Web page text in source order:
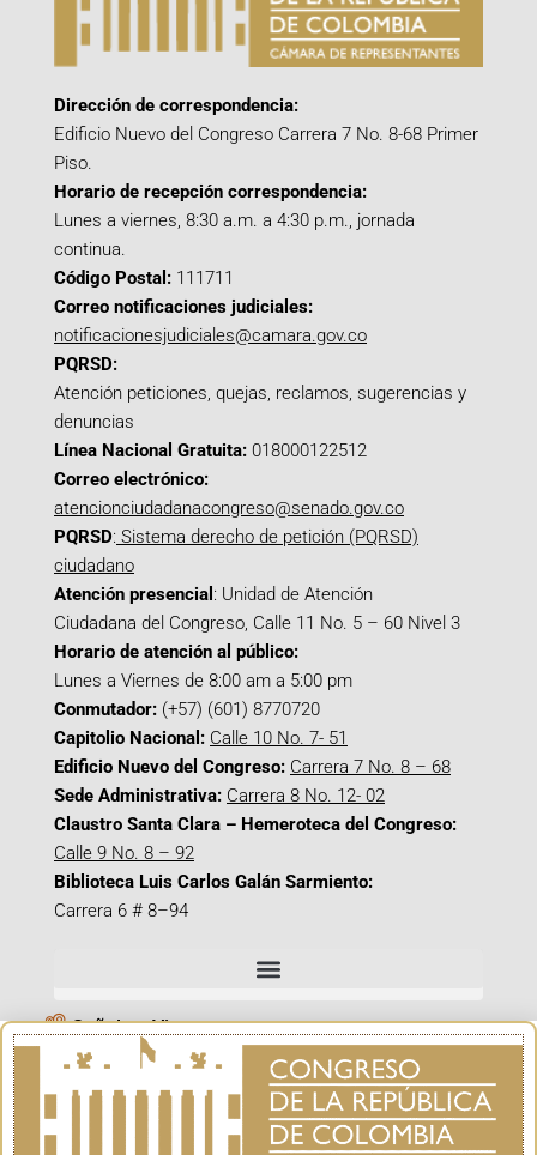
Dirección de correspondencia:
Edificio Nuevo del Congreso Carrera 7 No. 8-68 Primer
Piso.
Horario de recepción correspondencia:
Lunes a viernes, 8:30 a.m. a 4:30 p.m., jornada
continua.
Código Postal: 111711
Correo notificaciones judiciales:
notificacionesjudiciales@camara.gov.co
PQRSD:
Atención peticiones, quejas, reclamos, sugerencias y
denuncias
Línea Nacional Gratuita: 018000122512
Correo electrónico:
atencionciudadanacongreso@senado.gov.co
PQRSD: Sistema derecho de petición (PQRSD)
ciudadano
Atención presencial : Unidad de Atención
Ciudadana del Congreso, Calle 11 No. 5 – 60 Nivel 3
Horario de atención al público:
Lunes a Viernes de 8:00 am a 5:00 pm
Conmutador: (+57) (601) 8770720
Capitolio Nacional: Calle 10 No. 7- 51
Edificio Nuevo del Congreso: Carrera 7 No. 8 – 68
Sede Administrativa: Carrera 8 No. 12- 02
Claustro Santa Clara – Hemeroteca del Congreso:
Calle 9 No. 8 – 92
Biblioteca Luis Carlos Galán Sarmiento:
Carrera 6 # 8–94
Señal en Vivo
Facebook_@CamaraColombia
Instagram_@CamaraColombia
X_@CamaraColombia